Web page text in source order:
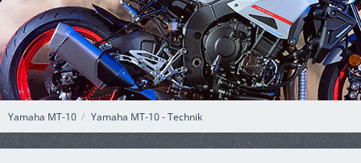
Yamaha MT-10 Yamaha MT-10 - Technik